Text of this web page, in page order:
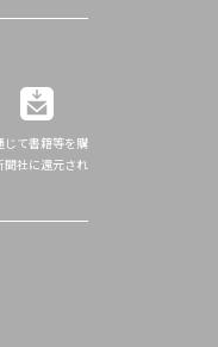
じて書籍等を購
聞社に還元され